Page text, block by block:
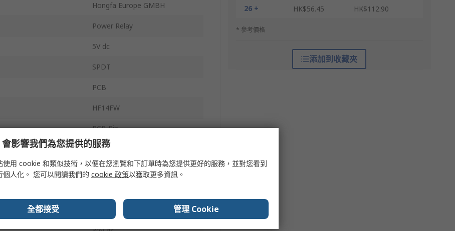
26 +
HK$56.45 HK$112.90
* 參考價格
添加到收藏夾
Hongfa Europe GMBH
Power Relay
5V dc
SPDT
PCB
HF14FW
PCB Pin
20A
-40°C
影響我們為您提供的服務
使用 cookie 和類似技術，以便在您瀏覽和下訂單時為您提供更好的服務，並對您看到
個人化。 您可以閱讀我們的 cookie 政策以獲取更多資訊。
全都接受 管理 Cookie